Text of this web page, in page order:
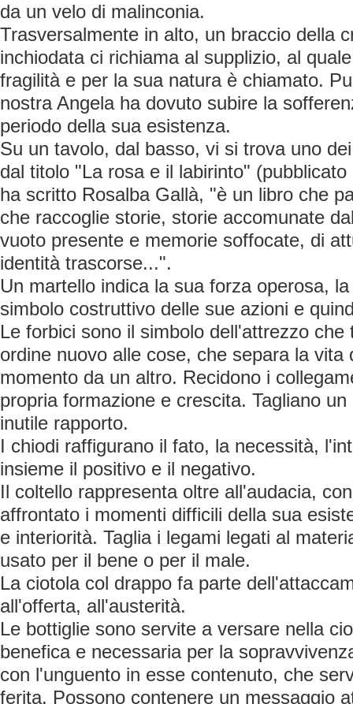
da un velo di malinconia.
Trasversalmente in alto, un braccio della
inchiodata ci richiama al supplizio, al
fragilità e per la sua natura è chiamato.
nostra Angela ha dovuto subire la
periodo della sua esistenza.
Su un tavolo, dal basso, vi si trova uno
dal titolo "La rosa e il labirinto"
ha scritto Rosalba Gallà, "è un libro che
che raccoglie storie, storie accomunate
vuoto presente e memorie soffocate, di
identità trascorse...".
Un martello indica la sua forza operosa,
simbolo costruttivo delle sue azioni e
Le forbici sono il simbolo dell'attrezzo che
ordine nuovo alle cose, che separa la vita
momento da un altro. Recidono i
propria formazione e crescita. Tagliano
inutile rapporto.
I chiodi raffigurano il fato, la necessità,
insieme il positivo e il negativo.
Il coltello rappresenta oltre all'audacia,
affrontato i momenti difficili della sua
e interiorità. Taglia i legami legati al
usato per il bene o per il male.
La ciotola col drappo fa parte
all'offerta, all'austerità.
Le bottiglie sono servite a versare nella
benefica e necessaria per la
con l'unguento in esse contenuto, che
ferita. Possono contenere un messaggio